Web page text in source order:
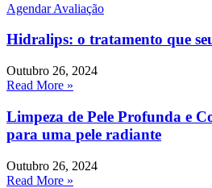
Agendar Avaliação
Hidralips: o tratamento que
Outubro 26, 2024
Read More »
Limpeza de Pele Profunda e
para uma pele radiante
Outubro 26, 2024
Read More »